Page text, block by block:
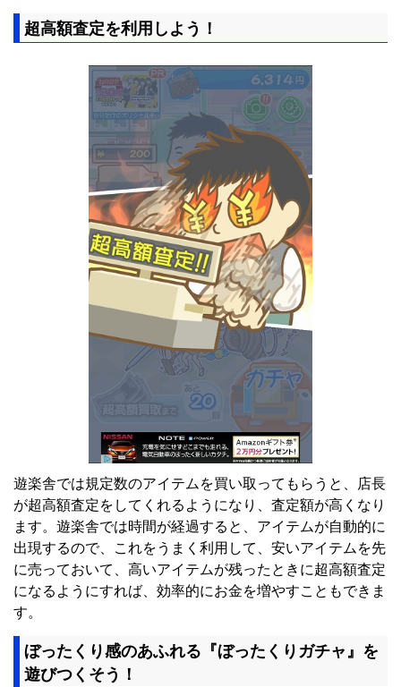
超高額査定を利用しよう！
遊楽舎では規定数のアイテムを買い取ってもらうと、店長
が超高額査定をしてくれるようになり、査定額が高くなり
ます。遊楽舎では時間が経過すると、アイテムが自動的に
出現するので、これをうまく利用して、安いアイテムを先
に売っておいて、高いアイテムが残ったときに超高額査定
になるようにすれば、効率的にお金を増やすこともできま
す。
ぼったくり感のあふれる『ぼったくりガチャ』を
遊びつくそう！